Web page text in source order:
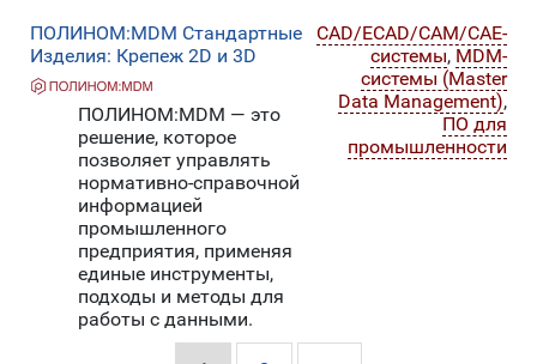
ПОЛИНОМ:MDM Стандартные
Изделия: Крепеж 2D и 3D
ПОЛИНОМ:MDM — это
решение, которое
позволяет управлять
нормативно-справочной
информацией
промышленного
предприятия, применяя
единые инструменты,
подходы и методы для
работы с данными.
CAD/ECAD/CAM/CAE-
системы, MDM-
системы (Master
Data Management),
ПО для
промышленности